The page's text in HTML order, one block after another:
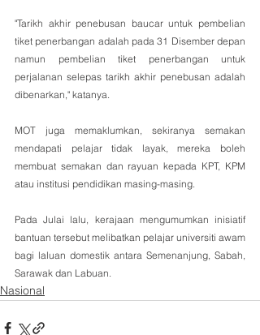
"Tarikh akhir penebusan baucar untuk pembelian
tiket penerbangan adalah pada 31 Disember depan
namun pembelian tiket penerbangan untuk
perjalanan selepas tarikh akhir penebusan adalah
dibenarkan," katanya.
MOT juga memaklumkan, sekiranya semakan
mendapati pelajar tidak layak, mereka boleh
membuat semakan dan rayuan kepada KPT, KPM
atau institusi pendidikan masing-masing.
Pada Julai lalu, kerajaan mengumumkan inisiatif
bantuan tersebut melibatkan pelajar universiti awam
bagi laluan domestik antara Semenanjung, Sabah,
Sarawak dan Labuan.
Nasional